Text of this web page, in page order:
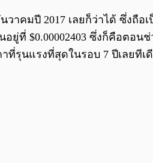
คมปี 2017 เลยก็ว่าได้ ซึ่งถือ
ยู่ที่ $0.00002403 ซึ่งก็คือตอน
ที่รุนแรงที่สุดในรอบ 7 ปีเลยทีเ